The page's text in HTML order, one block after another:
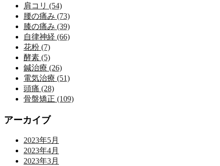
肩コリ (54)
腰の痛み (73)
膝の痛み (39)
自律神経 (66)
花粉 (7)
酵素 (5)
鍼治療 (26)
電気治療 (51)
頭痛 (28)
骨盤矯正 (109)
アーカイブ
2023年5月
2023年4月
2023年3月